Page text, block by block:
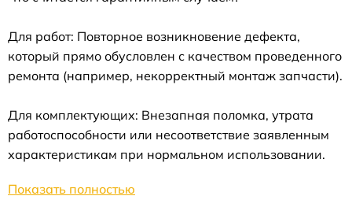
Для работ: Повторное возникновение дефекта,
который прямо обусловлен с качеством проведенного
ремонта (например, некорректный монтаж запчасти).
Для комплектующих: Внезапная поломка, утрата
работоспособности или несоответствие заявленным
характеристикам при нормальном использовании.
Показать полностью